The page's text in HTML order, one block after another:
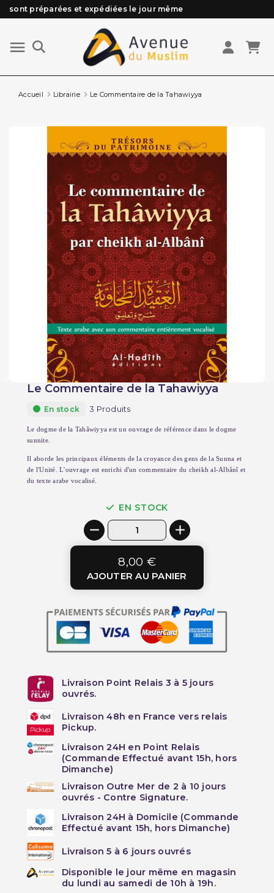
sont préparées et expédiées le jour même
Besoin d'aide ? Retrouvez notre FAQ
Livraison offerte à partir de 89€ d'achat*
Les Commandes passées avant 15h (lun au Vend)
Accueil Librairie Le Commentaire de la Tahawiyya
Le Commentaire de la Tahawiyya
En stock 3 Produits
Le dogme de la Tahâwiyya est un ouvrage de référence dans le dogme
sunnite.
Il aborde les principaux éléments de la croyance des gens de la Sunna et
de l'Unité. L'ouvrage est enrichi d'un commentaire du cheikh al-Albânî et
du texte arabe vocalisé.
EN STOCK
8,00 €
AJOUTER AU PANIER
Livraison Point Relais 3 à 5 jours
ouvrés.
Livraison 48h en France vers relais
Pickup.
Livraison 24H en Point Relais
(Commande Effectué avant 15h, hors
Dimanche)
Livraison Outre Mer de 2 à 10 jours
ouvrés - Contre Signature.
Livraison 24H à Domicile (Commande
Effectué avant 15h, hors Dimanche)
Livraison 5 à 6 jours ouvrés
Disponible le jour même en magasin
du lundi au samedi de 10h à 19h.